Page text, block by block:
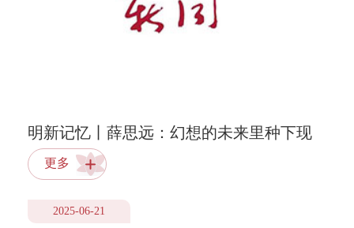
明新记忆丨薛思远：幻想的未来里种下现
实的花
更多
2025-06-21